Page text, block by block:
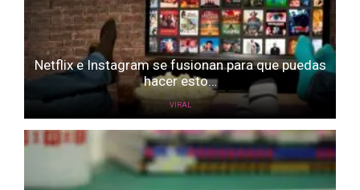
Netflix e Instagram se fusionan para que puedas
hacer esto…
VIRAL